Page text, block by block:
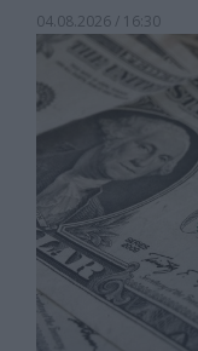
04.08.2026 / 16:30